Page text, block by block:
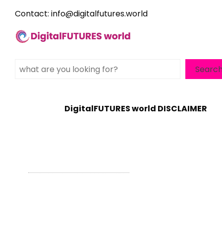
Contact: info@digitalfutures.world
Search
DigitalFUTURES world DISCLAIMER